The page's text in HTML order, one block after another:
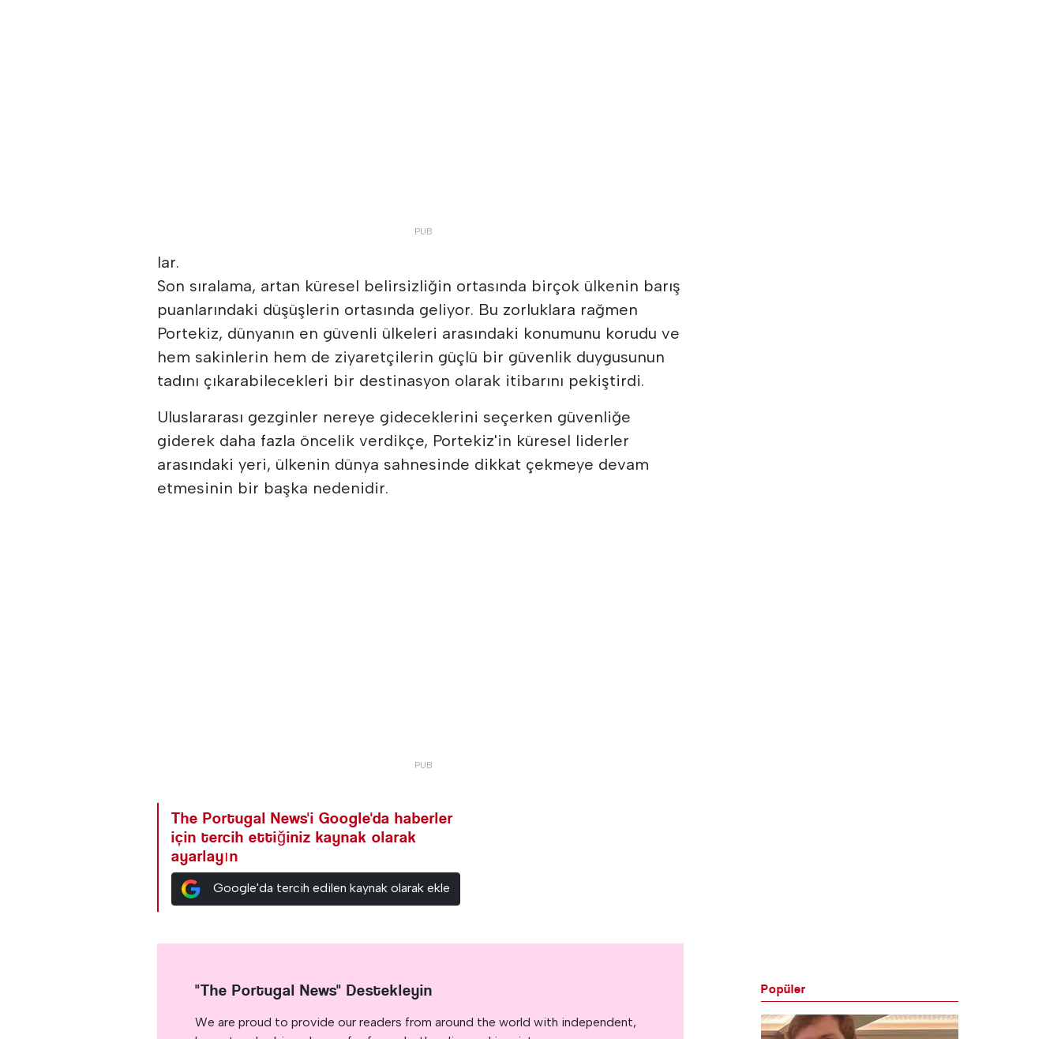
lar.
Son sıralama, artan küresel belirsizliğin ortasında birçok ülkenin barış
puanlarındaki düşüşlerin ortasında geliyor. Bu zorluklara rağmen
Portekiz, dünyanın en güvenli ülkeleri arasındaki konumunu korudu ve
hem sakinlerin hem de ziyaretçilerin güçlü bir güvenlik duygusunun
tadını çıkarabilecekleri bir destinasyon olarak itibarını pekiştirdi.
Uluslararası gezginler nereye gideceklerini seçerken güvenliğe
giderek daha fazla öncelik verdikçe, Portekiz'in küresel liderler
arasındaki yeri, ülkenin dünya sahnesinde dikkat çekmeye devam
etmesinin bir başka nedenidir.
The Portugal News'i Google'da haberler
için tercih ettiğiniz kaynak olarak
ayarlayın
Google'da tercih edilen kaynak olarak ekle
"The Portugal News" Destekleyin
We are proud to provide our readers from around the world with independent,
Popüler